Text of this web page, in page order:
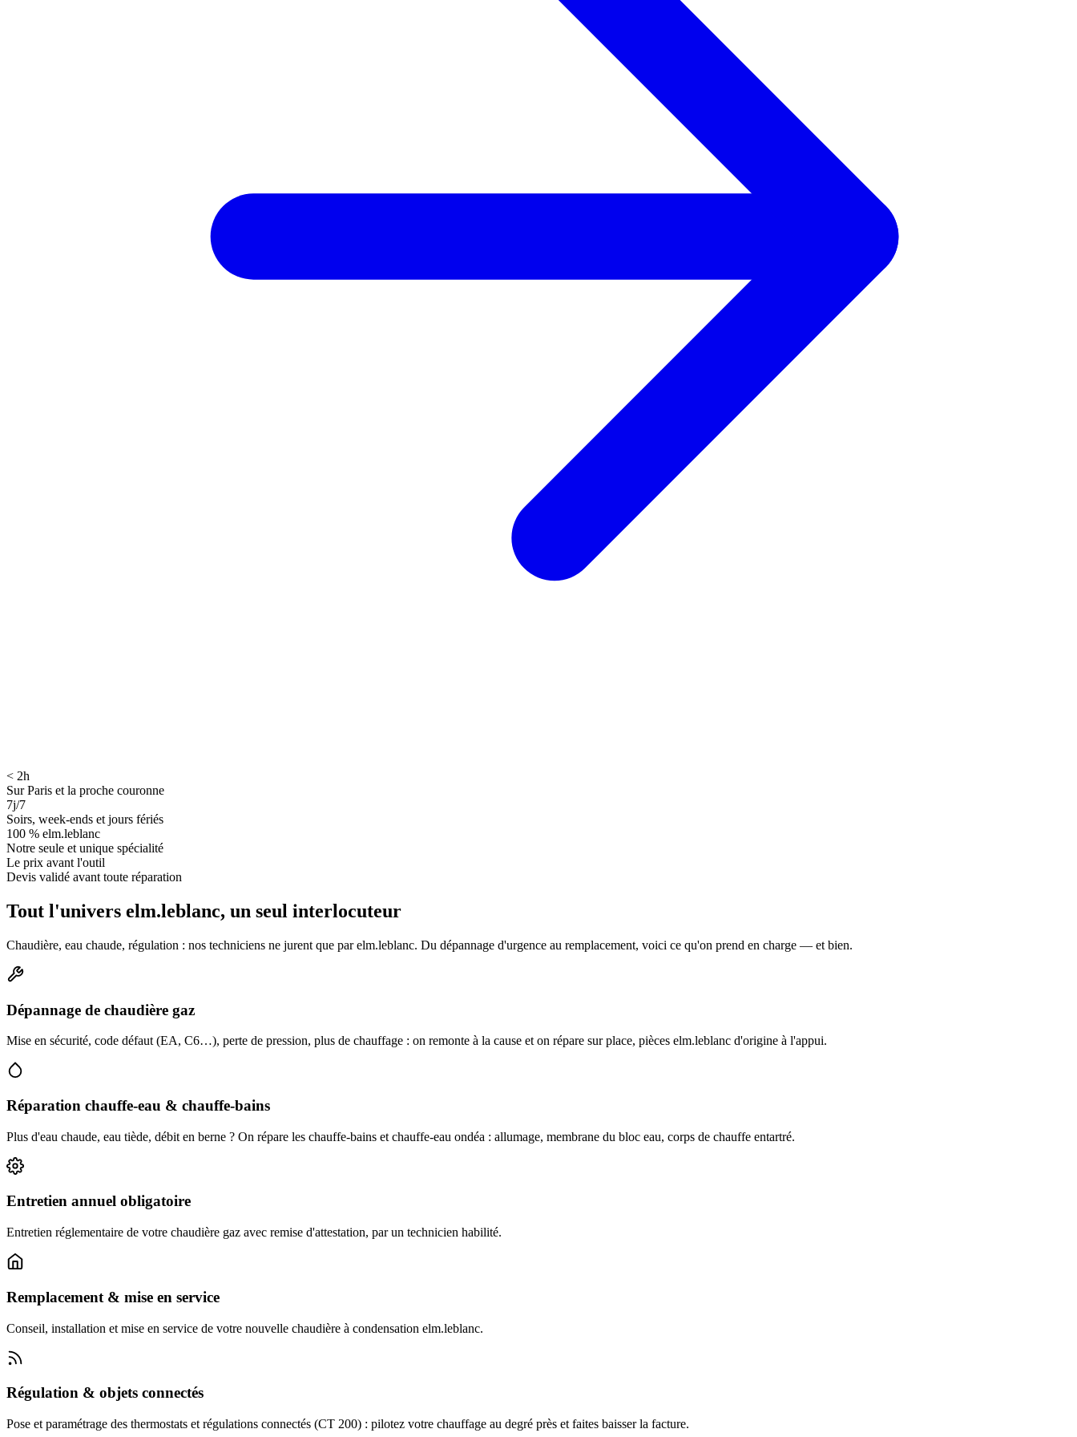
< 2h
Sur Paris et la proche couronne
7j/7
Soirs, week-ends et jours fériés
100 % elm.leblanc
Notre seule et unique spécialité
Le prix avant l'outil
Devis validé avant toute réparation
Tout l'univers elm.leblanc, un seul interlocuteur
Chaudière, eau chaude, régulation : nos techniciens ne jurent que par elm.leblanc. Du dépannage d'urgence au remplacement, voici ce qu'on prend en charge — et bien.
Dépannage de chaudière gaz
Mise en sécurité, code défaut (EA, C6…), perte de pression, plus de chauffage : on remonte à la cause et on répare sur place, pièces elm.leblanc d'origine à l'appui.
Réparation chauffe-eau & chauffe-bains
Plus d'eau chaude, eau tiède, débit en berne ? On répare les chauffe-bains et chauffe-eau ondéa : allumage, membrane du bloc eau, corps de chauffe entartré.
Entretien annuel obligatoire
Entretien réglementaire de votre chaudière gaz avec remise d'attestation, par un technicien habilité.
Remplacement & mise en service
Conseil, installation et mise en service de votre nouvelle chaudière à condensation elm.leblanc.
Régulation & objets connectés
Pose et paramétrage des thermostats et régulations connectés (CT 200) : pilotez votre chauffage au degré près et faites baisser la facture.